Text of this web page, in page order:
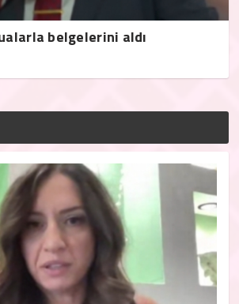
belgelerini aldı